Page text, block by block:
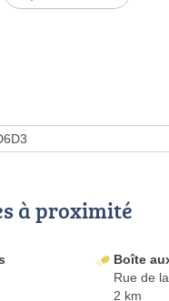
à proximité
Boîte
Rue de
2 km